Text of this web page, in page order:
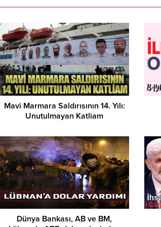
Mavi Marmara Saldırısının 14. Yılı:
Unutulmayan Katliam
Dünya Bankası, AB ve BM,